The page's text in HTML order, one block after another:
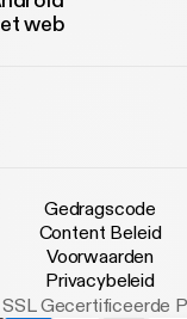
web
Gedragscode
Content Beleid
Voorwaarden
Privacybeleid
SSL Gecertificeerde